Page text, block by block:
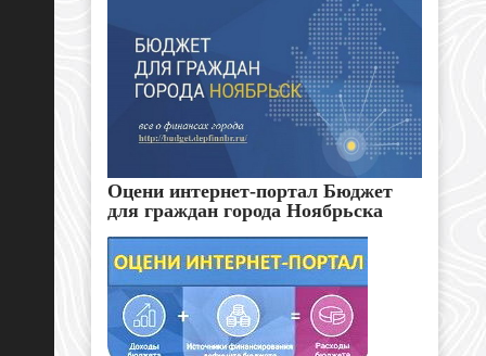
Оцени интернет-портал Бюджет
для граждан города Ноябрьска